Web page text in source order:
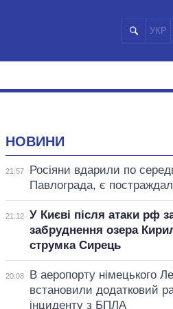
УКР
НОВИНИ
21:57
Росіяни вдарили по
Павлограда, є
21:12
У Києві після атаки рф
забруднення озера
струмка Сирець
20:08
В аеропорту німецького
встановили додатковий
інциденту з БПЛА